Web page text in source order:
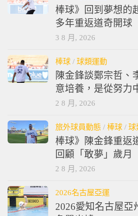
棒球/球類運動
棒球》回到夢想的
多年重返道奇開球
棒球/球類運動
陳金鋒談鄭宗哲、
意培養，是從努力
旅外球員動態/棒球/球
棒球》陳金鋒重返
回顧「敢夢」歲月
2026名古屋亞運